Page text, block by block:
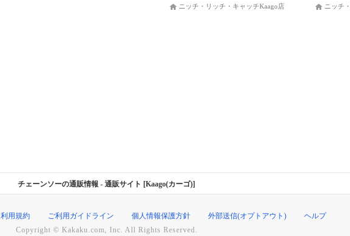
ニッチ・リッチ・キャッチKaago店 ニッチ
チェーンソーの通販情報 - 通販サイト [Kaago(カーゴ)]
利用規約 ご利用ガイドライン 個人情報保護方針 外部送信(オプトアウト)
ヘルプ
Copyright © Kakaku.com, Inc. All Rights Reserved.